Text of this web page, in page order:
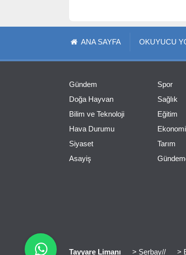
ANA SAYFA OKUYUCU
Gündem
Doğa Hayvan
Bilim ve Teknoloji
Hava Durumu
Siyaset
Asayiş
Spor
Sağlık
Eğitim
Ekonomi
Tarım
Tayyare Limanı > Serbay// >